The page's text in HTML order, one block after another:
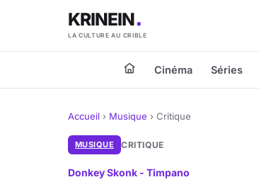
KRINEIN
LA CULTURE AU CRIBLE
Cinéma Séries
Accueil › Musique › Critique
MUSIQUE CRITIQUE
Donkey Skonk - Timpano